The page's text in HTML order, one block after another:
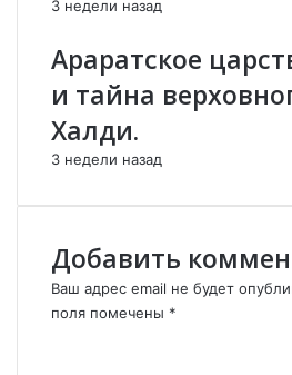
е
ф
р
м
м
в
А
р
м
з
Б
Е
е
а
3 недели назад
Араратское
и тайна
Халди.
3 недели назад
Добавить
Ваш адрес email не будет
поля помечены *